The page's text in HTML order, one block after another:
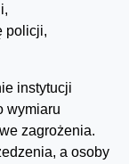
policji,
instytucji
wymiaru
zagrożenia.
a osoby